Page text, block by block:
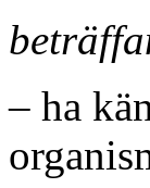
– ha